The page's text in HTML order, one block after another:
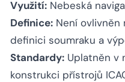
Využití: Nebeská
Definice: Není ovlivněn
definici soumraku a
Standardy: Uplatněn v
konstrukci přístrojů